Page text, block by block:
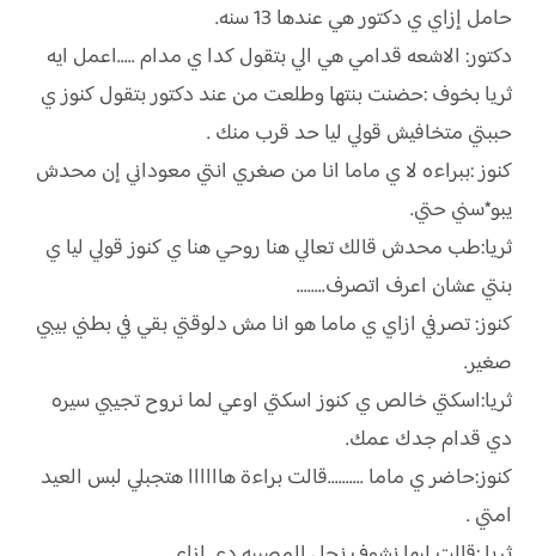
حامل إزاي ي دكتور هي عندها 13 سنه.
دكتور: الاشعه قدامي هي الي بتقول كدا ي مدام .....اعمل ايه
ثريا بخوف :حضنت بنتها وطلعت من عند دكتور بتقول كنوز ي
حببتي متخافيش قولي ليا حد قرب منك .
كنوز :ببراءه لا ي ماما انا من صغري انتي معوداني إن محدش
يبو*سني حتي.
ثريا:طب محدش قالك تعالي هنا روحي هنا ي كنوز قولي ليا ي
بنتي عشان اعرف اتصرف........
كنوز: تصرفي ازاي ي ماما هو انا مش دلوقتي بقي في بطني بيبي
صغير.
ثريا:اسكتي خالص ي كنوز اسكتي اوعي لما نروح تجيبي سيره
دي قدام جدك عمك.
كنوز:حاضر ي ماما ..........قالت براءة هاااااا هتجبلي لبس العيد
امتي .